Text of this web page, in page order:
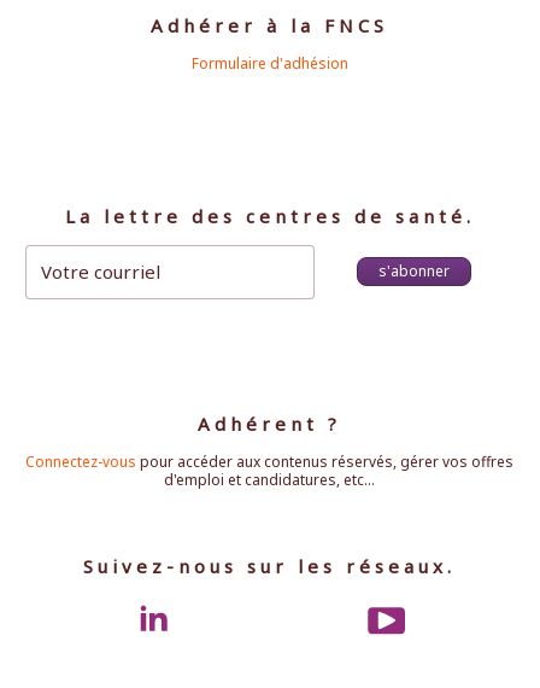
Adhérer à la FNCS
Formulaire d'adhésion
La lettre des centres de santé.
s'abonner
Adhérent ?
Connectez-vous pour accéder aux contenus réservés, gérer vos offres
d'emploi et candidatures, etc...
Suivez-nous sur les réseaux.